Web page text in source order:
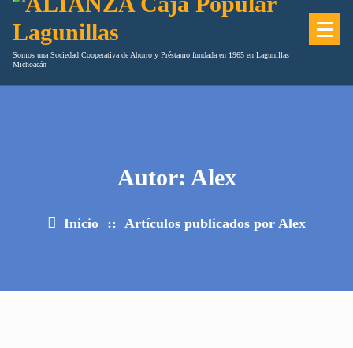
Somos una Sociedad Cooperativa de Ahorro y Préstamo fundada en 1965 en Lagunillas
Michoacán
Autor: Alex
Inicio :: Artículos publicados por Alex